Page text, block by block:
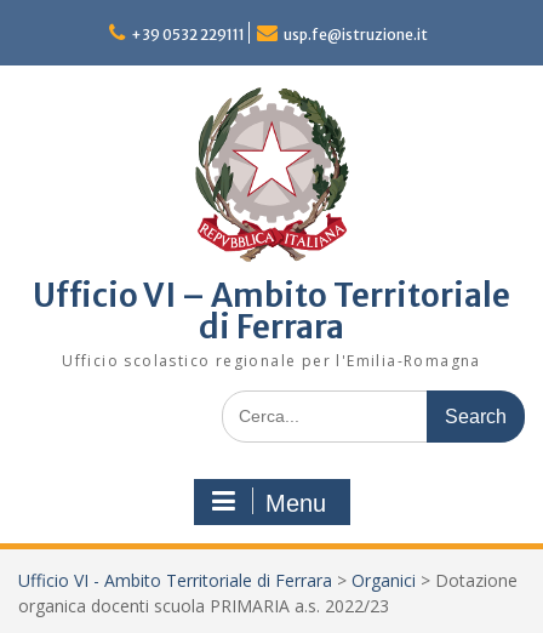
content
+39 0532 229111 usp.fe@istruzione.it
Ufficio VI – Ambito Territoriale
di Ferrara
Ufficio scolastico regionale per l'Emilia-Romagna
Search
for:
Menu
Ufficio VI - Ambito Territoriale di Ferrara > Organici > Dotazione
organica docenti scuola PRIMARIA a.s. 2022/23